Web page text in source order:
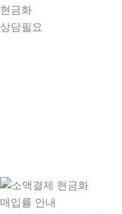
현금화
상담필요
매입률 안내